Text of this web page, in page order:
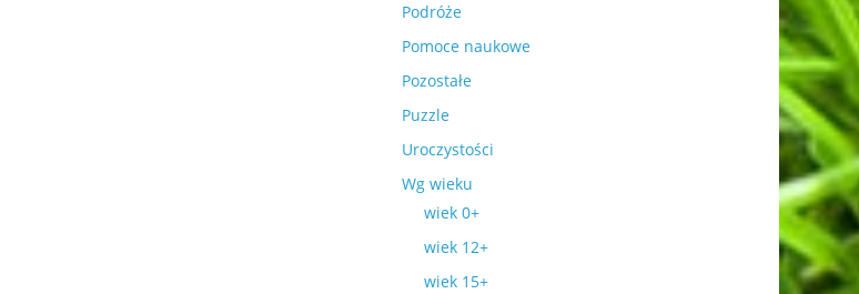
Podróże
Pomoce naukowe
Pozostałe
Puzzle
Uroczystości
Wg wieku
wiek 0+
wiek 12+
wiek 15+